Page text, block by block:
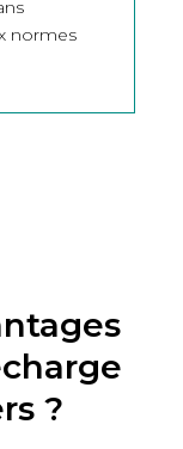
normes
?